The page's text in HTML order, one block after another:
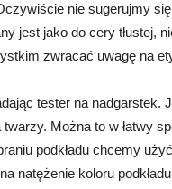
nie sugerujmy
jest jako do cery tłustej,
zwracać uwagę na
tester na nadgarstek.
Można to w łatwy
podkładu chcemy
natężenie koloru